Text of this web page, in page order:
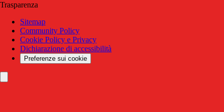
Trasparenza
Sitemap
Community Policy
Cookie Policy e Privacy
Dichiarazione di accessibilità
Preferenze sui cookie